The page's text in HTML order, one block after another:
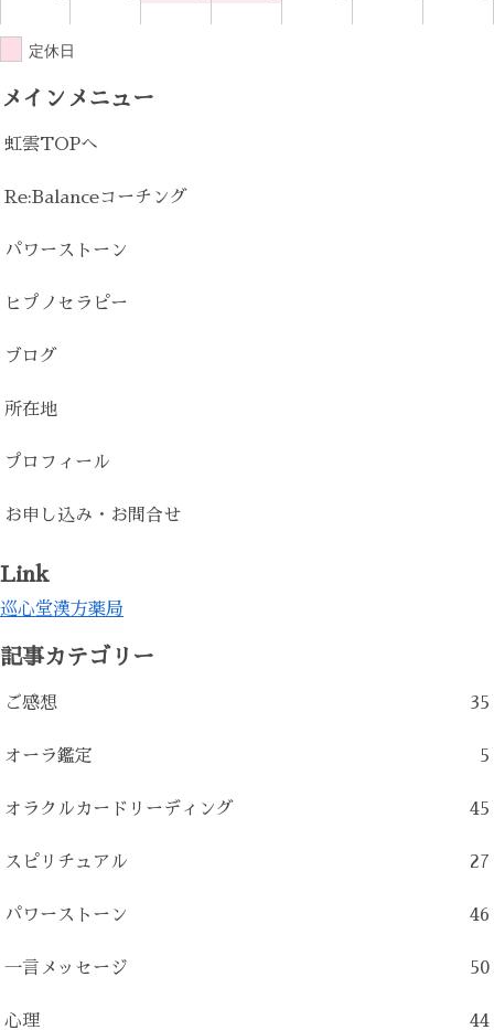
定休日
メインメニュー
虹雲TOPへ
Re:Balanceコーチング
パワーストーン
ヒプノセラピー
ブログ
所在地
プロフィール
お申し込み・お問合せ
Link
巡心堂漢方薬局
記事カテゴリー
ご感想 35
オーラ鑑定 5
オラクルカードリーディング 45
スピリチュアル 27
パワーストーン 46
一言メッセージ 50
心理 44